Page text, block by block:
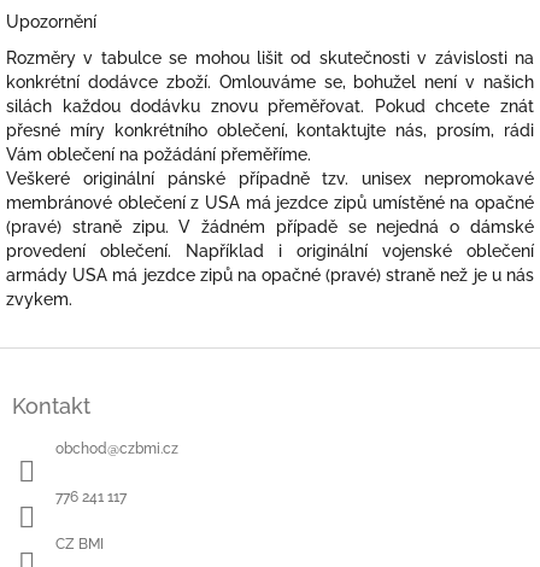
Upozornění
Rozměry v tabulce se mohou lišit od skutečnosti v závislosti na
konkrétní dodávce zboží. Omlouváme se, bohužel není v našich
silách každou dodávku znovu přeměřovat. Pokud chcete znát
přesné míry konkrétního oblečení, kontaktujte nás, prosím, rádi
Vám oblečení na požádání přeměříme.
Veškeré originální pánské případně tzv. unisex nepromokavé
membránové oblečení z USA má jezdce zipů umístěné na opačné
(pravé) straně zipu. V žádném případě se nejedná o dámské
provedení oblečení. Například i originální vojenské oblečení
armády USA má jezdce zipů na opačné (pravé) straně než je u nás
zvykem.
Kontakt
obchod@czbmi.cz
776 241 117
CZ BMI